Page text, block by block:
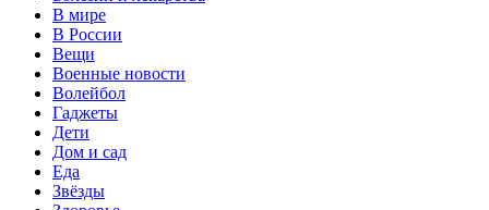
В мире
В России
Вещи
Военные новости
Волейбол
Гаджеты
Дети
Дом и сад
Еда
Звёзды